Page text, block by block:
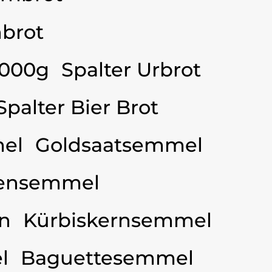
Spalter Urbrot
Bier Brot
Goldsaatsemmel
Kürbiskernsemmel
Baguettesemmel